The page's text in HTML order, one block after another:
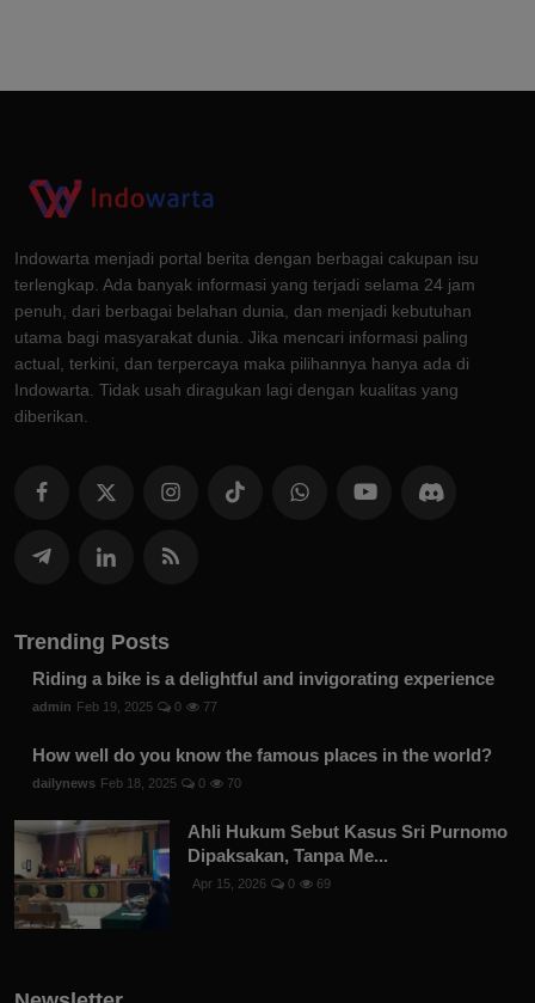
Indowarta menjadi portal berita dengan berbagai cakupan isu
terlengkap. Ada banyak informasi yang terjadi selama 24 jam
penuh, dari berbagai belahan dunia, dan menjadi kebutuhan
utama bagi masyarakat dunia. Jika mencari informasi paling
actual, terkini, dan terpercaya maka pilihannya hanya ada di
Indowarta. Tidak usah diragukan lagi dengan kualitas yang
diberikan.
Trending Posts
Riding a bike is a delightful and invigorating experience
admin Feb 19, 2025 0 77
How well do you know the famous places in the world?
dailynews Feb 18, 2025 0 70
Ahli Hukum Sebut Kasus Sri Purnomo
Dipaksakan, Tanpa Me...
Apr 15, 2026 0 69